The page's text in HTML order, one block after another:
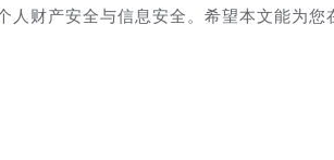
人财产安全与信息安全。希望本文能为您